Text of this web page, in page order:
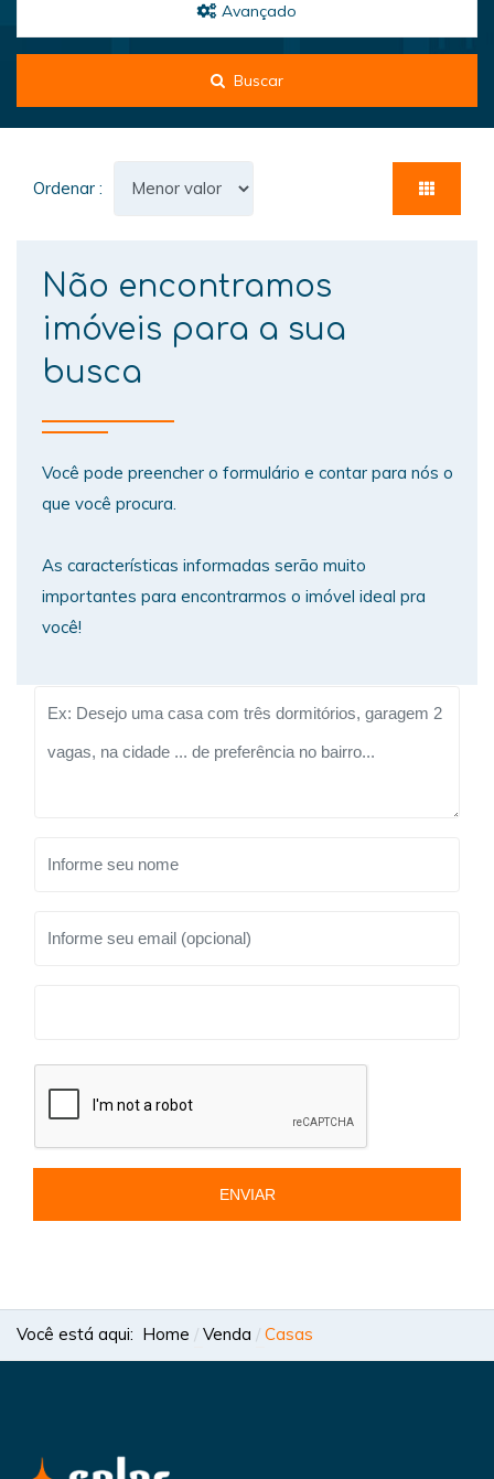
Avançado
Buscar
Ordenar :
Não encontramos
imóveis para a sua
busca
Você pode preencher o formulário e contar para nós o
que você procura.
As características informadas serão muito
importantes para encontrarmos o imóvel ideal pra
você!
ENVIAR
Você está aqui: Home Venda Casas